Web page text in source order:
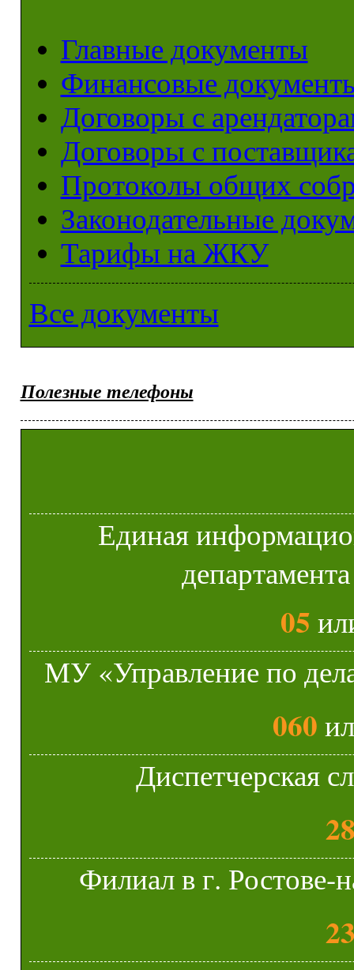
Главные документы
Финансовые
Договоры с
Договоры с
Протоколы общих
Законодательные
Тарифы на ЖКУ
Все документы
Полезные телефоны
Единая
05
МУ «Управление по
060
Диспетчерская
Филиал в г.